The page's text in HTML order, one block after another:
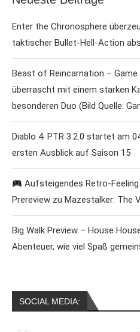
Enter the Chronosphere
taktischer Bullet-Hell-Action
Beast of Reincarnation –
überrascht mit einem starken
besonderen Duo (Bild Quelle:
Diablo 4: PTR 3.2.0 startet am
ersten Ausblick auf Saison 15
Aufsteigendes Retro-
Prereview zu Mazestalker: The
Big Walk Preview – House
Abenteuer, wie viel Spaß
SOCIAL MEDIA: